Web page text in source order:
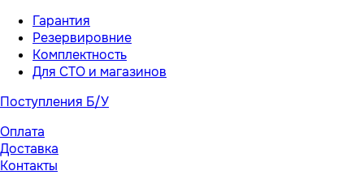
Гарантия
Резервировние
Комплектность
Для СТО и магазинов
Поступления Б/У
Оплата
Доставка
Контакты